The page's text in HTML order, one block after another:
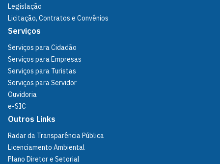
Legislação
Licitação, Contratos e Convênios
Serviços
Serviços para Cidadão
Serviços para Empresas
Serviços para Turistas
Serviços para Servidor
Ouvidoria
e-SIC
Outros Links
Radar da Transparência Pública
Licenciamento Ambiental
Plano Diretor e Setorial